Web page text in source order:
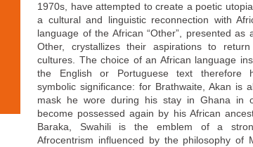
1970s, have attempted to create a poetic
a cultural and linguistic reconnection with
language of the African “Other”, presented as
Other, crystallizes their aspirations to
cultures. The choice of an African language
the English or Portuguese text therefore
symbolic significance: for Brathwaite, Akan is
mask he wore during his stay in Ghana in
become possessed again by his African
Baraka, Swahili is the emblem of a
Afrocentrism influenced by the philosophy of